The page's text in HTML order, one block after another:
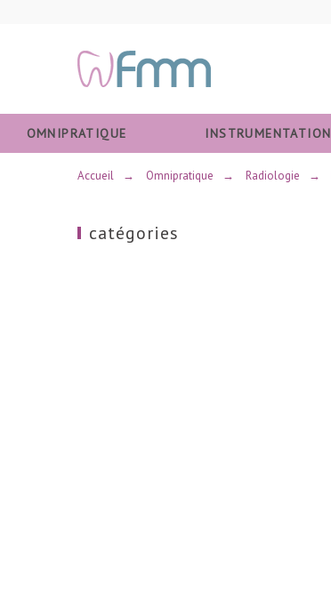
OMNIPRATIQUE INSTRUMENTATION
Accueil → Omnipratique → Radiologie →
catégories